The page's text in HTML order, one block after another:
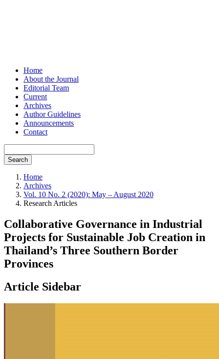
Home
About the Journal
Editorial Team
Current
Archives
Author Guidelines
Announcements
Contact
Search
Home
Archives
Vol. 10 No. 2 (2020): May – August 2020
Research Articles
Collaborative Governance in Industrial
Projects for Sustainable Job Creation in
Thailand’s Three Southern Border
Provinces
Article Sidebar